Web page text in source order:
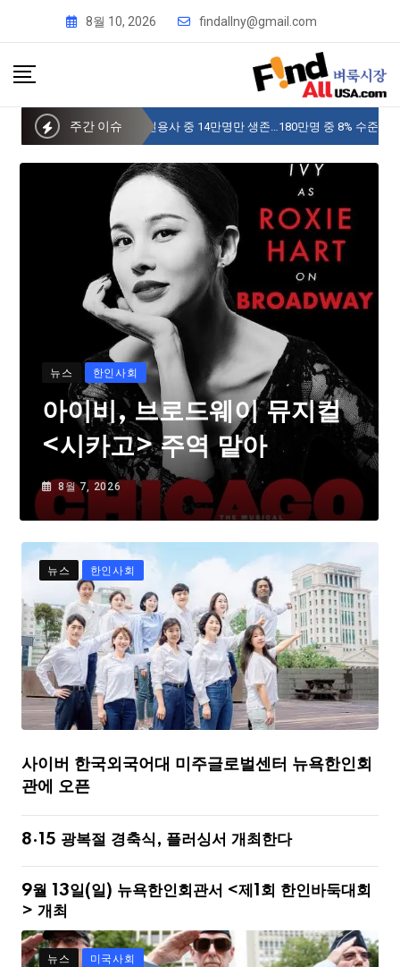
8월 10, 2026 findallny@gmail.com
주간 이슈 사이버 한국외국어대 미주글로벌센터 뉴욕
뉴스 한인사회
아이비, 브로드웨이 뮤지컬
<시카고> 주역 맡아
8월 7, 2026
뉴스 한인사회
사이버 한국외국어대 미주글로벌센터 뉴욕한인회
관에 오픈
8·15 광복절 경축식, 플러싱서 개최한다
9월 13일(일) 뉴욕한인회관서 <제1회 한인바둑대회
> 개최
뉴스 미국사회